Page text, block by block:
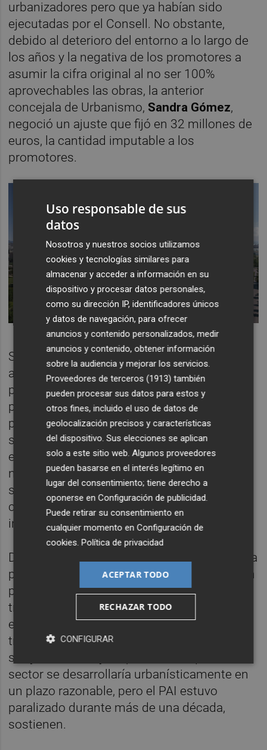
urbanizadores pero que ya habían sido
ejecutadas por el Consell. No obstante,
debido al deterioro del entorno a lo largo de
los años y la negativa de los promotores a
asumir la cifra original al no ser 100%
aprovechables las obras, la anterior
concejala de Urbanismo, Sandra Gómez,
negoció un ajuste que fijó en 32 millones de
euros, la cantidad imputable a los
promotores.
Sin embargo, esta cantidad se ha rebajado
ahora hasta los 21,3 millones debido en
parte a que los tramos de firmes y
pavimentos que quedan bajo las futuras
parcelas edificables o bajo el Delta Verde no
son aprovechables o al deterioro de algunos
elementos como el alumbrado, que será
necesario reponer casi completamente por
su mal estado con luminarias rotas y
cableado que ha sido robado o está
inutilizado.
Desde el Ayuntamiento reprochan que buena
parte de las obras no repercutibles no lo son
por el deterioro causado por la demora en la
tramitación del PAI. El convenio de 2007
entre el Ayuntamiento y la Generalitat (a
través del EVHA) y las obras del circuito F1
se ejecutaron bajo la premisa de que el
sector se desarrollaría urbanísticamente en
un plazo razonable, pero el PAI estuvo
paralizado durante más de una década,
sostienen.
Uso responsable de sus
datos
Nosotros y nuestros socios utilizamos
cookies y tecnologías similares para
almacenar y acceder a información en su
dispositivo y procesar datos personales,
como su dirección IP, identificadores únicos
y datos de navegación, para ofrecer
anuncios y contenido personalizados, medir
anuncios y contenido, obtener información
sobre la audiencia y mejorar los servicios.
Proveedores de terceros (1913) también
pueden procesar sus datos para estos y
otros fines, incluido el uso de datos de
geolocalización precisos y características
del dispositivo. Sus elecciones se aplican
solo a este sitio web. Algunos proveedores
pueden basarse en el interés legítimo en
lugar del consentimiento; tiene derecho a
oponerse enConfiguración de publicidad.
Puede retirar su consentimiento en
cualquier momento enConfiguración de
cookies.Política de privacidad
ACEPTAR TODO
RECHAZAR TODO
CONFIGURAR